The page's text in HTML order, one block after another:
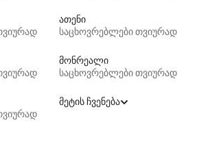
ათენი
საცხოვრებლები თვიურად
მონრეალი
საცხოვრებლები თვიურად
მეტის ჩვენება